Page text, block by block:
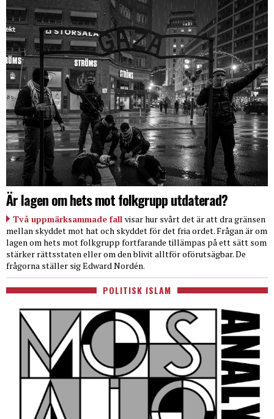
Är lagen om hets mot folkgrupp utdaterad?
Två uppmärksammade fall visar hur svårt det är att dra gränsen
mellan skyddet mot hat och skyddet för det fria ordet. Frågan är om
lagen om hets mot folkgrupp fortfarande tillämpas på ett sätt som
stärker rättsstaten eller om den blivit alltför oförutsägbar. De
frågorna ställer sig Edward Nordén.
POLITISK ISLAM